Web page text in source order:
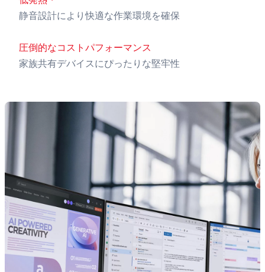
静音設計により快適な作業環境を確保
圧倒的なコストパフォーマンス
家族共有デバイスにぴったりな堅牢性